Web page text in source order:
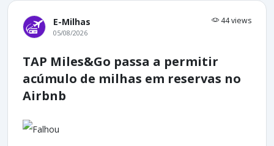
E-Milhas 44 views
05/08/2026
TAP Miles&Go passa a permitir
acúmulo de milhas em reservas no
Airbnb